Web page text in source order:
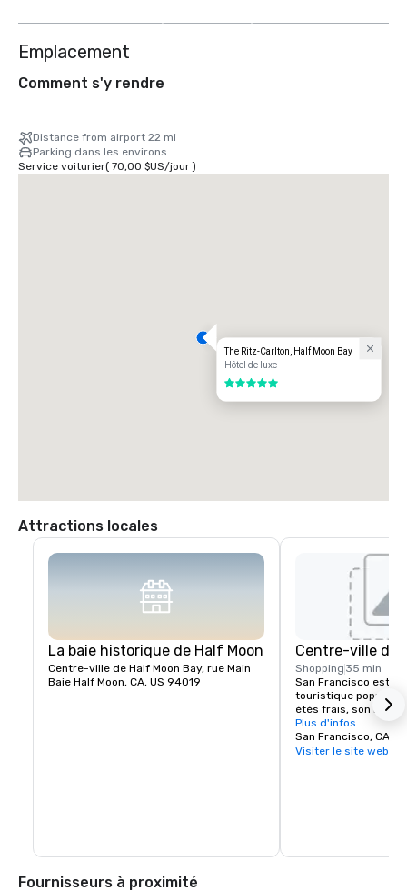
Emplacement
Comment s'y rendre
Distance from airport 22 mi
Parking dans les environs
Service voiturier( 70,00 $US/jour)
The Ritz-Carlton, Half Moon Bay
Hôtel de luxe
5 sur 5
Attractions locales
La baie historique de Half Moon
Centre-ville de Half Moon Bay, rue Main
Baie Half Moon, CA, US 94019
Centre-ville de
Shopping 35 min
San Francisco est
touristique
étés frais, son
escarpées, son
d'architecture et
que le Golden Gate
Plus d'infos
San Francisco, CA,
Visiter le site web
Fournisseurs à proximité